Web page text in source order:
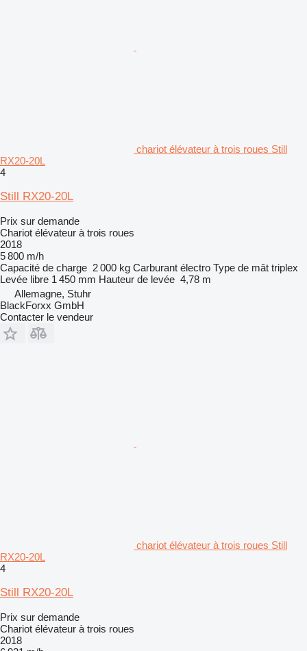
chariot élévateur à trois roues Still
RX20-20L
4
Still RX20-20L
Prix sur demande
Chariot élévateur à trois roues
2018
5 800 m/h
Capacité de charge 2 000 kg Carburant électro Type de mât triplex
Levée libre 1 450 mm Hauteur de levée 4,78 m
Allemagne, Stuhr
BlackForxx GmbH
Contacter le vendeur
chariot élévateur à trois roues Still
RX20-20L
4
Still RX20-20L
Prix sur demande
Chariot élévateur à trois roues
2018